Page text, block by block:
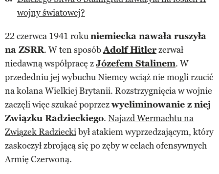
wojny światowej?
22 czerwca 1941 rokuniemiecka nawała ruszyła
na ZSRR. W ten sposóbAdolf Hitlerzerwał
niedawną współpracę zJózefem Stalinem. W
przededniu jej wybuchu Niemcy wciąż nie mogli rzucić
na kolana Wielkiej Brytanii. Rozstrzygnięcia w wojnie
zaczęli więc szukać poprzezwyeliminowanie z niej
Związku Radzieckiego. Najazd Wermachtu na
Związek Radzieckibył atakiem wyprzedzającym, który
zaskoczył zbrojącą się po zęby w celach ofensywnych
Armię Czerwoną.